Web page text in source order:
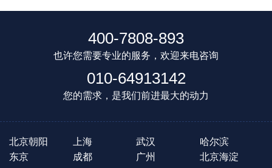
400-7808-893
也许您需要专业的服务，欢迎来电咨询
010-64913142
您的需求，是我们前进最大的动力
北京朝阳 上海 武汉
哈尔滨
东京
成都 广州 北京海淀